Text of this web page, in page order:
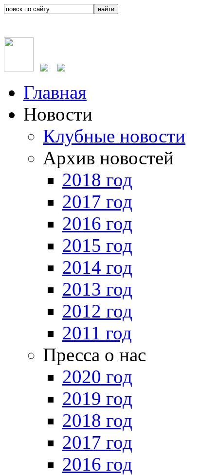
Главная
Новости
Клубные новости
Архив новостей
2018 год
2017 год
2016 год
2015 год
2014 год
2013 год
2012 год
2011 год
Пресса о нас
2020 год
2019 год
2018 год
2017 год
2016 год